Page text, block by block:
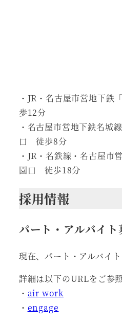
・JR・名古屋市営地下
歩12分
・名古屋市営地下鉄名
口 徒歩8分
・JR・名鉄線・名古屋
園口 徒歩18分
採用情報
パート・アルバイト
現在、パート・アルバイト
詳細は以下のURLをご参照
・ air work
・ engage